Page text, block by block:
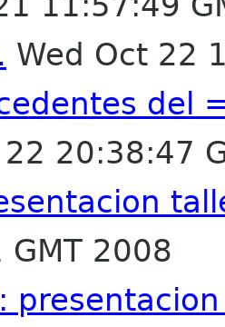
Wed Oct 22
del
20:38:47
2008